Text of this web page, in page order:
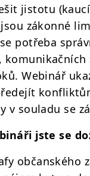
jistotu
zákonné
potřeba
Webinář
v souladu se
jste se
občanského